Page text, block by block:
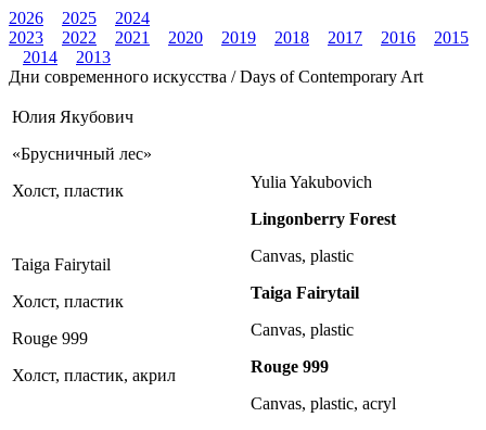
2026 2025
2024
2023
2022 2021 2020 2019 2018 2017 2016
2015
2014
2013
Дни современного искусства / Days of Contemporary Art
Юлия Якубович
«Брусничный лес»
Холст, пластик
Taiga Fairytail
Холст, пластик
Rouge 999
Холст, пластик, акрил
Yulia Yakubovich
Lingonberry Forest
Canvas, plastic
Taiga Fairytail
Canvas, plastic
Rouge 999
Canvas, plastic, acryl